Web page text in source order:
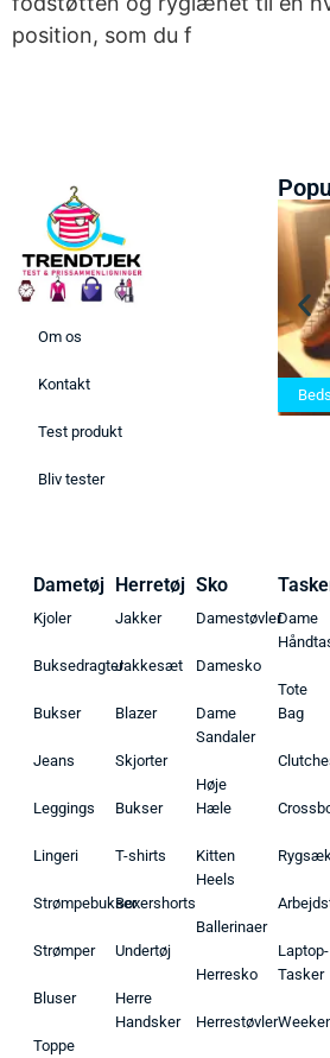
position, som du f
Om os
Kontakt
Test produkt
Bliv tester
Bedste Saunatæppe 2025 –
Find de bedste produkter her!
Dametøj
Kjoler
Buksedragter
Bukser
Jeans
Leggings
Lingeri
Strømpebukser
Strømper
Bluser
Toppe
Herretøj
Jakker
Jakkesæt
Blazer
Skjorter
Bukser
T-shirts
Boxershorts
Undertøj
Herre
Handsker
Sko
Damestøvler
Damesko
Dame
Sandaler
Høje
Hæle
Kitten
Heels
Ballerinaer
Herresko
Herrestøvler
Dame
Tote
Bag
Laptop-
Tasker